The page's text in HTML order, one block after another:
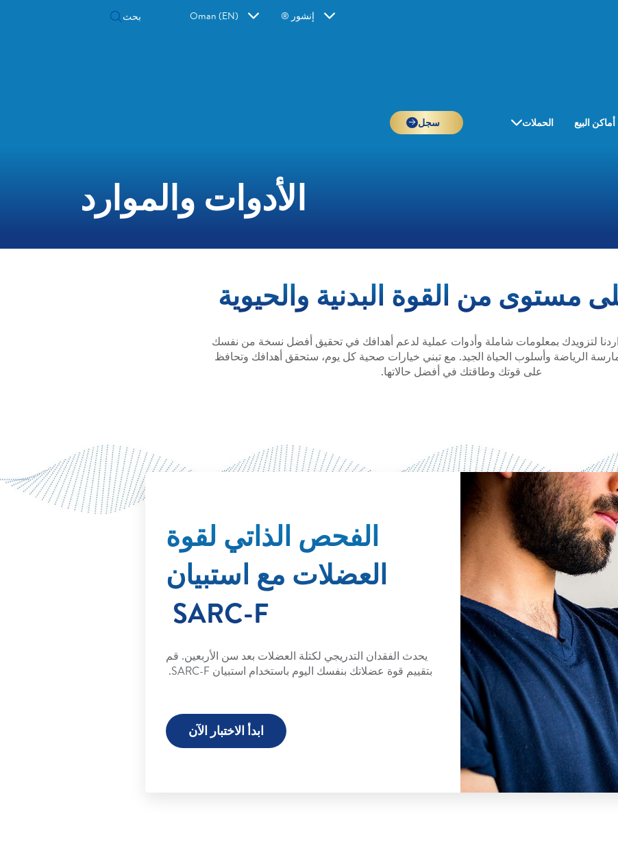
إنشور ® Oman (EN)
أماكن البيع الحملات سجل
الأدوات والموارد
مستوى من القوة البدنية والحيوية
لتزويدك بمعلومات شاملة وأدوات عملية لدعم أهدافك في تحقيق أفضل نسخة من نفسك
الرياضة وأسلوب الحياة الجيد. مع تبني خيارات صحية كل يوم، ستحقق أهدافك وتحافظ
على قوتك وطاقتك في أفضل حالاتها.
الفحص الذاتي لقوة
العضلات مع استبيان
SARC-F
يحدث الفقدان التدريجي لكتلة العضلات بعد سن الأربعين. قم
بتقييم قوة عضلاتك بنفسك اليوم باستخدام استبيان SARC-F.
ابدأ الاختبار الآن